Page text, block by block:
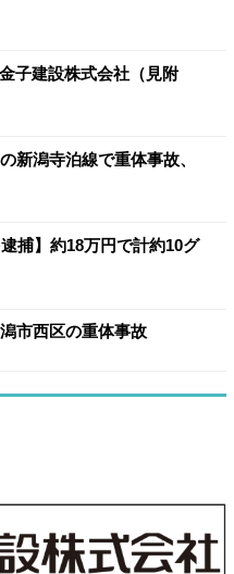
子建設株式会社（見附
新潟寺泊線で重体事故、
捕】約18万円で計約10グ
市西区の重体事故